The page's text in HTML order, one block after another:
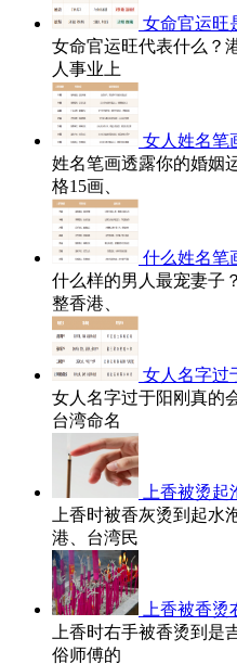
女命官运旺
女命官运旺代表什么？
人事业上
女人姓名笔
姓名笔画透露你的婚姻
格15画、
什么姓名笔
什么样的男人最宠妻子
整香港、
女人名字过
女人名字过于阳刚真的
台湾命名
上香被烫
上香时被香灰烫到起水
港、台湾民
上香被香
上香时右手被香烫到是
俗师傅的